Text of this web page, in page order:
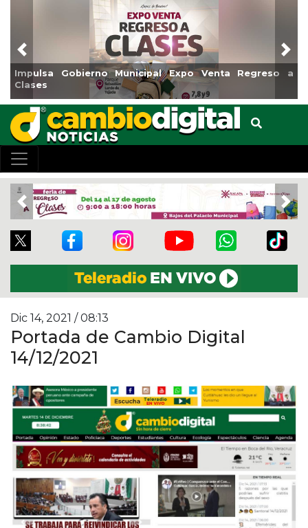
Municipal Expo Venta Regreso a
Reabrirá
Previous
Previous
Dic 14, 2021 / 08:13
Portada de Cambio Digital
14/12/2021